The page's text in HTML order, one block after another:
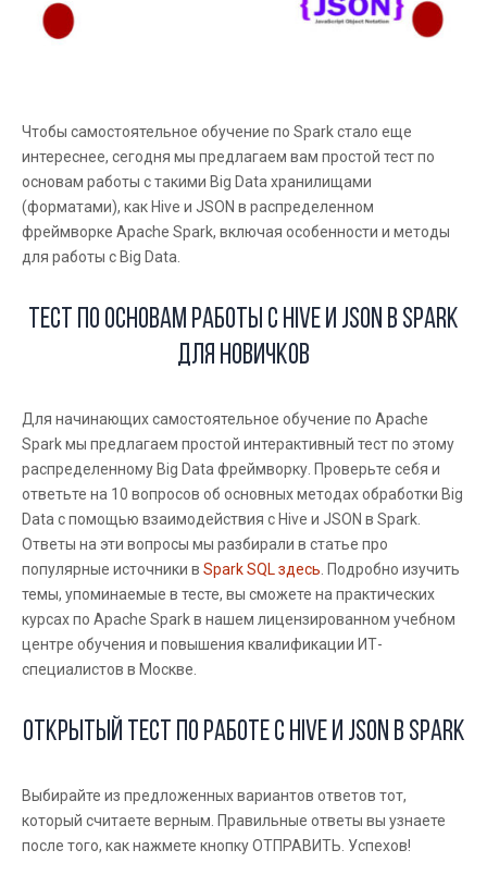
Чтобы самостоятельное обучение по Spark стало еще
интереснее, сегодня мы предлагаем вам простой тест по
основам работы с такими Big Data хранилищами
(форматами), как Hive и JSON в распределенном
фреймворке Apache Spark, включая особенности и методы
для работы с Big Data.
Тест по основам работы с Hive и JSON в Spark
для новичков
Для начинающих самостоятельное обучение по Apache
Spark мы предлагаем простой интерактивный тест по этому
распределенному Big Data фреймворку. Проверьте себя и
ответьте на 10 вопросов об основных методах обработки Big
Data с помощью взаимодействия с Hive и JSON в Spark.
Ответы на эти вопросы мы разбирали в статье про
популярные источники в Spark SQLздесь. Подробно изучить
темы, упоминаемые в тесте, вы сможете на практических
курсах по Apache Spark в нашем лицензированном учебном
центре обучения и повышения квалификации ИТ-
специалистов в Москве.
Открытый тест по работе с Hive и JSON в Spark
Выбирайте из предложенных вариантов ответов тот,
который считаете верным. Правильные ответы вы узнаете
после того, как нажмете кнопку ОТПРАВИТЬ. Успехов!